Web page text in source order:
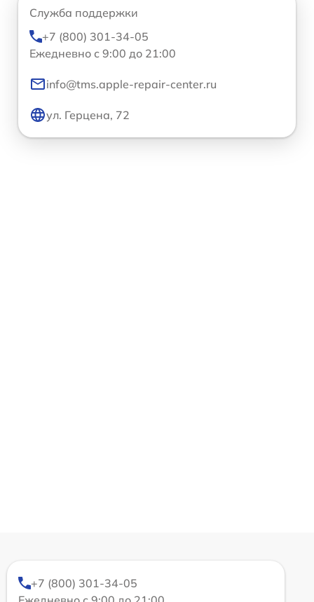
Служба поддержки
+7 (800) 301-34-05
Ежедневно с 9:00 до 21:00
info@tms.apple-repair-center.ru
ул. Герцена, 72
+7 (800) 301-34-05